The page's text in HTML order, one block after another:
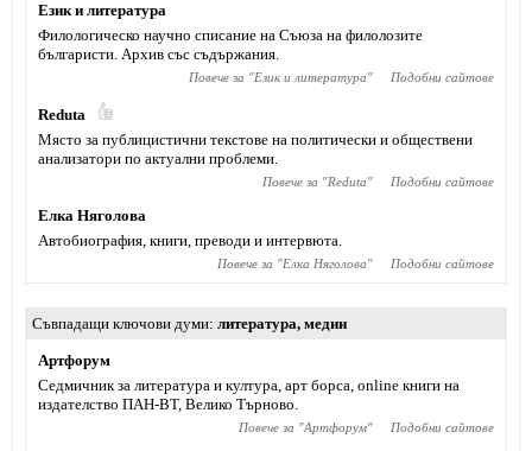
Език и литература
Филологическо научно списание на Съюза на филолозите
българисти. Архив със съдържания.
Повече за "Език и литература" Подобни сайтове
Reduta
Място за публицистични текстове на политически и обществени
анализатори по актуални проблеми.
Повече за "Reduta" Подобни сайтове
Елка Няголова
Автобиография, книги, преводи и интервюта.
Повече за "Елка Няголова" Подобни сайтове
Съвпадащи ключови думи литература, медии
Артфорум
Седмичник за литература и култура, арт борса, online книги на
издателство ПАН-ВТ, Велико Търново.
Повече за "Артфорум" Подобни сайтове